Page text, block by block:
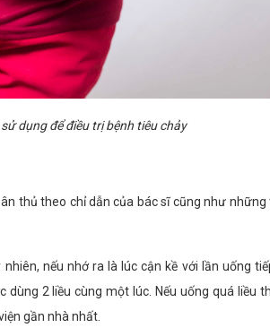
dụng để điều trị bệnh tiêu chảy
thủ theo chỉ dẫn của bác sĩ cũng như
nếu nhớ ra là lúc cận kề với lần uống
dùng 2 liều cùng một lúc. Nếu uống quá liều
gần nhà nhất.